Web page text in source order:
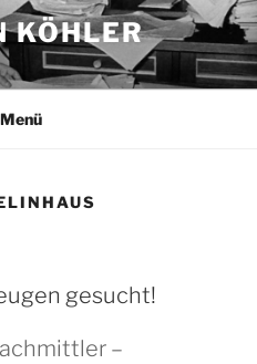
KÖHLER
Menü
gesucht!
–